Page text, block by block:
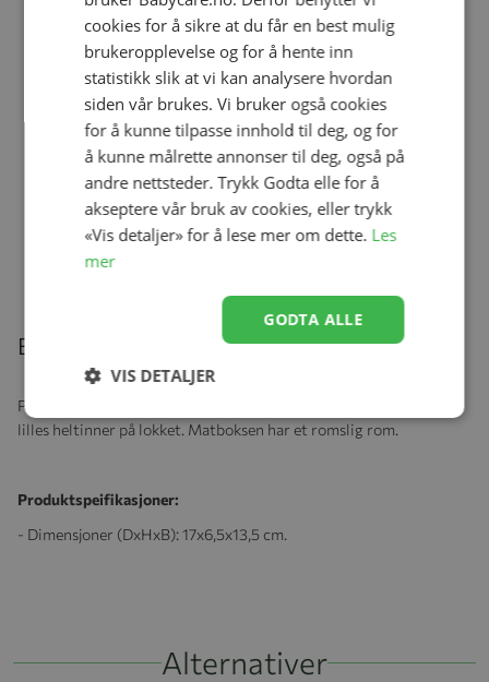
Ullbody, Helledussen, Deep Oak
kr 279,00kr 167,40
Ullongs, Helledussen, Navy
kr 279,00kr 167,40
Beskrivelse
Praktisk matboks med enkel åpne- og lukkemekanisme med den
lilles heltinner på lokket. Matboksen har et romslig rom.
Produktspeifikasjoner:
- Dimensjoner (DxHxB): 17x6,5x13,5 cm.
Alternativer
cookies for å sikre at du får en best mulig
brukeropplevelse og for å hente inn
statistikk slik at vi kan analysere hvordan
siden vår brukes. Vi bruker også cookies
for å kunne tilpasse innhold til deg, og for
å kunne målrette annonser til deg, også på
andre nettsteder. Trykk Godta elle for å
akseptere vår bruk av cookies, eller trykk
«Vis detaljer» for å lese mer om dette. Les
mer
GODTA ALLE
VIS DETALJER